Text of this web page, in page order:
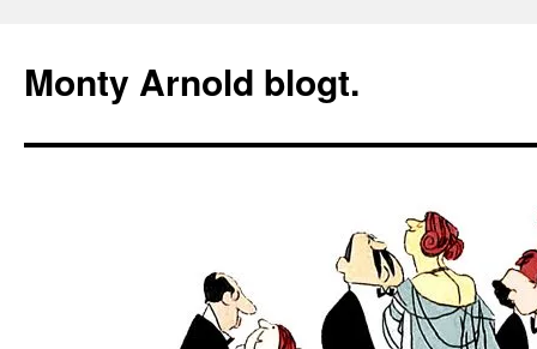
springen
Monty Arnold blogt.